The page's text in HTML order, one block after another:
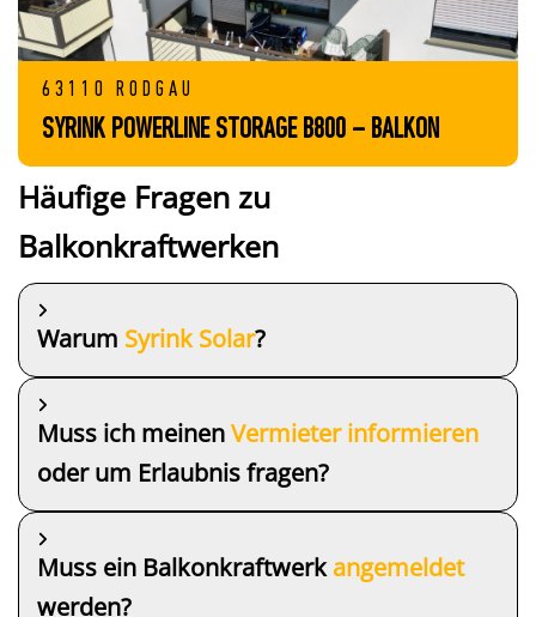
63110 RODGAU
SYRINK POWERLINE STORAGE B800 – BALKON
Häufige Fragen zu
Balkonkraftwerken
Warum Syrink Solar?
Muss ich meinenVermieter informieren
oder um Erlaubnis fragen?
Muss ein Balkonkraftwerkangemeldet
werden?